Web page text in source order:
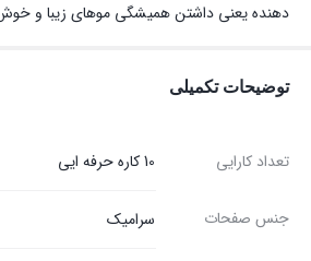
دهنده یعنی داشتن همیشگی موهای زیبا و
توضیحات تکمیلی
تعداد کارایی 10 کاره حرفه ایی
جنس صفحات سرامیک